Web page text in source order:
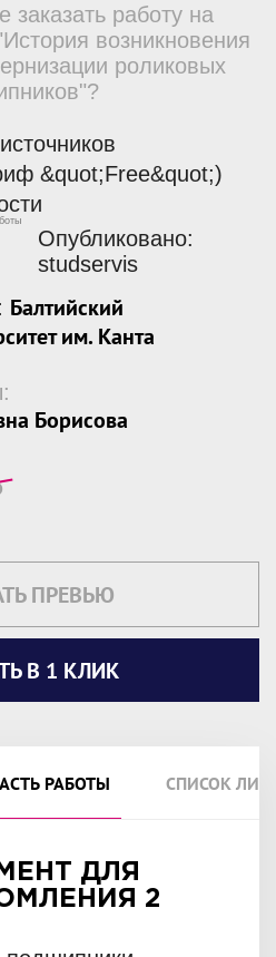
заказать работу на
возникновения
роликовых
&quot;Free&quot;)
Опубликовано:
studservis
Балтийский
им. Канта
Борисова
ПРЕВЬЮ
В 1 КЛИК
РАБОТЫ СПИСОК
ДЛЯ
2